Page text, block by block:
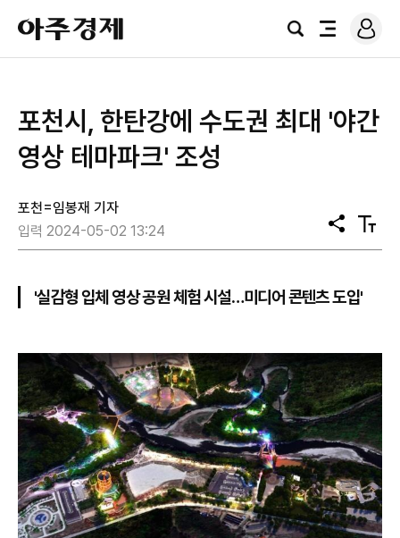
아
주
경
검
전
로
그
포천시, 한탄강에 수도권 최대 '야간
영상 테마파크' 조성
포천=임봉재 기자
입력 2024-05-02 13:24
공
유
텍
스
'실감형 입체 영상 공원 체험 시설…미디어 콘텐츠 도입'